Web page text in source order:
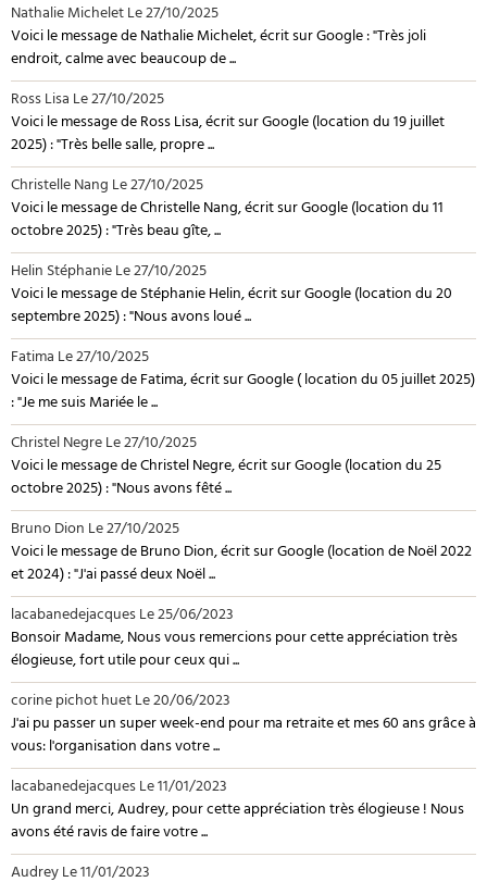
Nathalie MicheletLe 27/10/2025
Voici le message de Nathalie Michelet, écrit sur Google : "Très joli
endroit, calme avec beaucoup de ...
Ross LisaLe 27/10/2025
Voici le message de Ross Lisa, écrit sur Google (location du 19 juillet
2025) : "Très belle salle, propre ...
Christelle NangLe 27/10/2025
Voici le message de Christelle Nang, écrit sur Google (location du 11
octobre 2025) : "Très beau gîte, ...
Helin StéphanieLe 27/10/2025
Voici le message de Stéphanie Helin, écrit sur Google (location du 20
septembre 2025) : "Nous avons loué ...
FatimaLe 27/10/2025
Voici le message de Fatima, écrit sur Google ( location du 05 juillet 2025)
: "Je me suis Mariée le ...
Christel NegreLe 27/10/2025
Voici le message de Christel Negre, écrit sur Google (location du 25
octobre 2025) : "Nous avons fêté ...
Bruno DionLe 27/10/2025
Voici le message de Bruno Dion, écrit sur Google (location de Noël 2022
et 2024) : "J'ai passé deux Noël ...
lacabanedejacquesLe 25/06/2023
Bonsoir Madame, Nous vous remercions pour cette appréciation très
élogieuse, fort utile pour ceux qui ...
corine pichot huetLe 20/06/2023
J'ai pu passer un super week-end pour ma retraite et mes 60 ans grâce à
vous: l'organisation dans votre ...
lacabanedejacquesLe 11/01/2023
Un grand merci, Audrey, pour cette appréciation très élogieuse ! Nous
avons été ravis de faire votre ...
AudreyLe 11/01/2023